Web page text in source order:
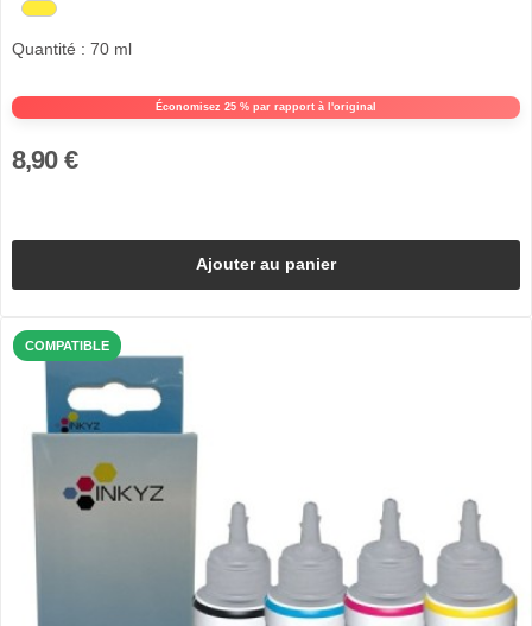
Économisez 25 % par rapport à l'original
Quantité : 70 ml
8,90 €
Ajouter au panier
COMPATIBLE